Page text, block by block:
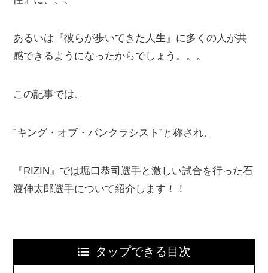
あるいは『彼らが歩いてきた人生』に多くの人が共
感できるようになったからでしょう。。。
この記事では、
”キング・オブ・パンクラシスト”と称され、
『RIZIN』では堀口恭司選手と激しい試合を行った石
渡伸太郎選手について紹介します！！
タップできる目次